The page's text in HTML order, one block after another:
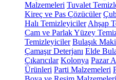
Malzemeleri Tuvalet
Kireç ve Pas Çözücüler
Halı Temizleyiciler Ahşap
Cam ve Parlak Yüzey
Temizleyiciler Bulaşık
Çamaşır Deterjanı Elde
Çıkarıcılar Kolonya Pazar
Ürünleri Parti Malzemeleri